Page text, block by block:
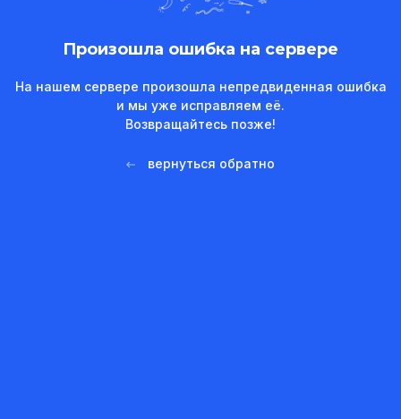
Произошла ошибка на сервере
На нашем сервере произошла непредвиденная ошибка
и мы уже исправляем её.
Возвращайтесь позже!
вернуться обратно